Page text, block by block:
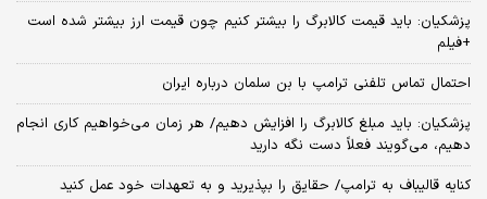
پزشکیان: باید قیمت کالابرگ را بیشتر کنیم چون قیمت ارز بیشتر شده است
+فیلم
احتمال تماس تلفنی ترامپ با بن سلمان درباره ایران
پزشکیان: باید مبلغ کالابرگ را افزایش دهیم/ هر زمان می‌خواهیم کاری انجام
دهیم، می‌گویند فعلاً دست نگه دارید
کنایه قالیباف به ترامپ/ حقایق را بپذیرید و به تعهدات خود عمل کنید